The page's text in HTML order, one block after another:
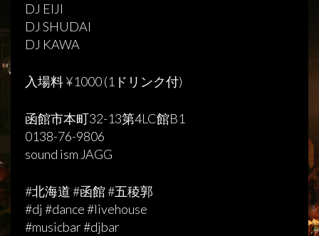
DJ EIJI
DJ SHUDAI
DJ KAWA
入場料 ¥1000 (1ドリンク付)
函館市本町32-13第4LC館B1
0138-76-9806
sound ism JAGG
#北海道 #函館 #五稜郭
#dj #dance #livehouse
#musicbar #djbar